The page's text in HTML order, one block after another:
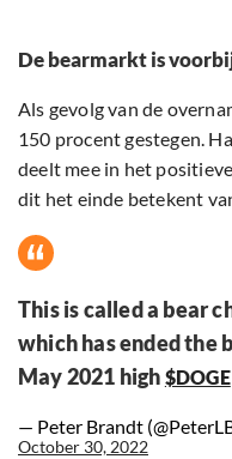
De bearmarkt is
Als gevolg van de
150 procent gestegen.
deelt mee in het
dit het einde betekent
This is called a bear
which has ended the
May 2021 high $DOGE
— Peter Brandt
October 30, 2022